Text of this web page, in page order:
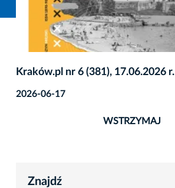
Kraków.pl nr 6 (381), 17.06.2026 r.
2026-06-17
WSTRZYMAJ
Znajdź